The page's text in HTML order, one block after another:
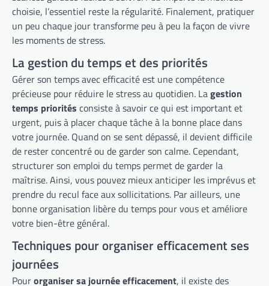
choisie, l’essentiel reste la régularité. Finalement, pratiquer
un peu chaque jour transforme peu à peu la façon de vivre
les moments de stress.
La gestion du temps et des priorités
Gérer son temps avec efficacité est une compétence
précieuse pour réduire le stress au quotidien. Lagestion
temps priorités consiste à savoir ce qui est important et
urgent, puis à placer chaque tâche à la bonne place dans
votre journée. Quand on se sent dépassé, il devient difficile
de rester concentré ou de garder son calme. Cependant,
structurer son emploi du temps permet de garder la
maîtrise. Ainsi, vous pouvez mieux anticiper les imprévus et
prendre du recul face aux sollicitations. Par ailleurs, une
bonne organisation libère du temps pour vous et améliore
votre bien-être général.
Techniques pour organiser efficacement ses
journées
Pourorganiser sa journée efficacement, il existe des